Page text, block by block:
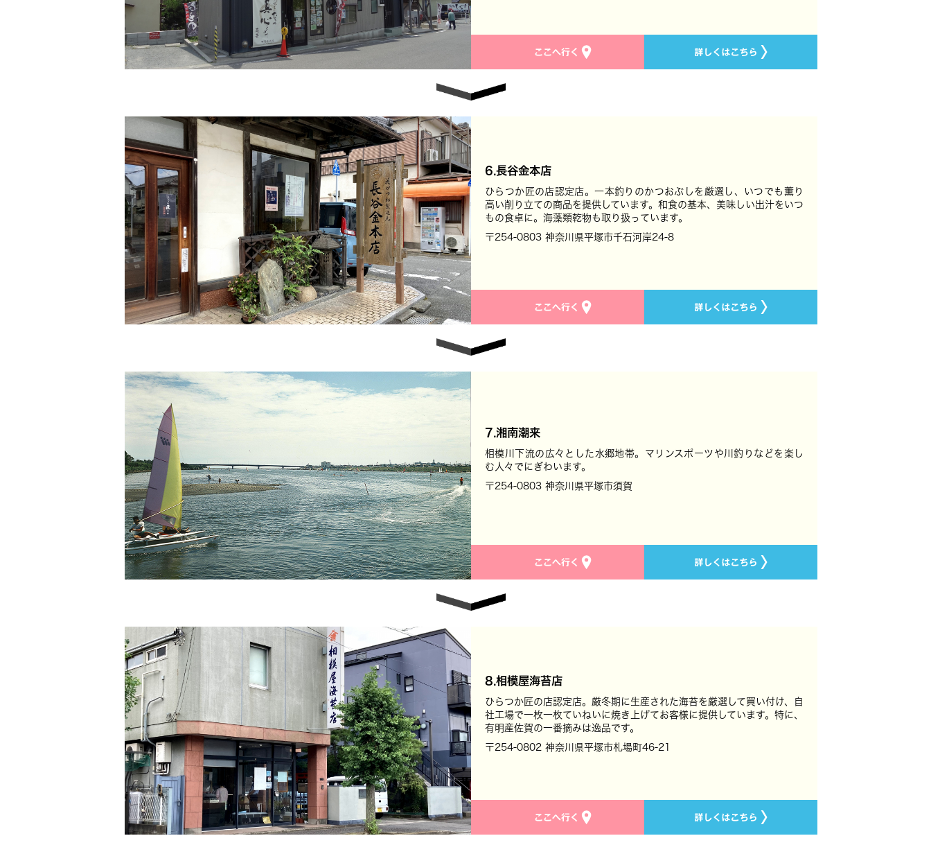
6.長谷金本店
ひらつか匠の店認定店。一本釣りのかつおぶしを厳選し、いつでも薫り
高い削り立ての商品を提供しています。和食の基本、美味しい出汁をいつ
もの食卓に。海藻類乾物も取り扱っています。
〒254-0803 神奈川県平塚市千石河岸24-8
7.湘南潮来
相模川下流の広々とした水郷地帯。マリンスポーツや川釣りなどを楽し
む人々でにぎわいます。
〒254-0803 神奈川県平塚市須賀
8.相模屋海苔店
ひらつか匠の店認定店。厳冬期に生産された海苔を厳選して買い付け、自
社工場で一枚一枚ていねいに焼き上げてお客様に提供しています。特に、
有明産佐賀の一番摘みは逸品です。
〒254-0802 神奈川県平塚市札場町46-21